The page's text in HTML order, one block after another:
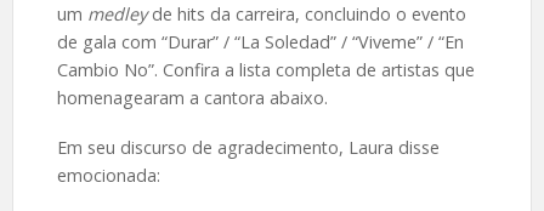
um medleyde hits da carreira, concluindo o evento
de gala com “Durar” / “La Soledad” / “Viveme” / “En
Cambio No”. Confira a lista completa de artistas que
homenagearam a cantora abaixo.
Em seu discurso de agradecimento, Laura disse
emocionada: